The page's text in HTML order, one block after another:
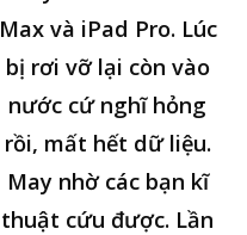
Max và iPad Pro. Lúc
bị rơi vỡ lại còn vào
nước cứ nghĩ hỏng
rồi, mất hết dữ liệu.
May nhờ các bạn kĩ
thuật cứu được. Lần